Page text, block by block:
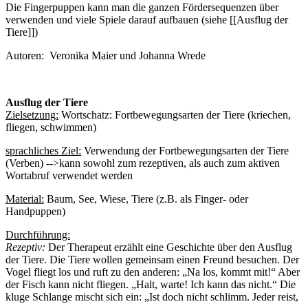
Die Fingerpuppen kann man die ganzen Fördersequenzen über
verwenden und viele Spiele darauf aufbauen (siehe [[Ausflug der
Tiere]])
Autoren: Veronika Maier und Johanna Wrede
Ausflug der Tiere
Zielsetzung: Wortschatz: Fortbewegungsarten der Tiere (kriechen,
fliegen, schwimmen)
sprachliches Ziel: Verwendung der Fortbewegungsarten der Tiere
(Verben) -->kann sowohl zum rezeptiven, als auch zum aktiven
Wortabruf verwendet werden
Material: Baum, See, Wiese, Tiere (z.B. als Finger- oder
Handpuppen)
Durchführung:
Rezeptiv: Der Therapeut erzählt eine Geschichte über den Ausflug
der Tiere. Die Tiere wollen gemeinsam einen Freund besuchen. Der
Vogel fliegt los und ruft zu den anderen: „Na los, kommt mit!“ Aber
der Fisch kann nicht fliegen. „Halt, warte! Ich kann das nicht.“ Die
kluge Schlange mischt sich ein: „Ist doch nicht schlimm. Jeder reist,